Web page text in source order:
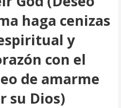
haga cenizas
y
con el
de amarme
su Dios)